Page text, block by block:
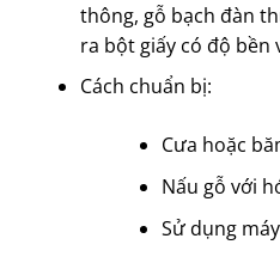
thông, gỗ bạch đàn
ra bột giấy có độ bền
Cách chuẩn bị:
Cưa hoặc
Nấu gỗ với
Sử dụng